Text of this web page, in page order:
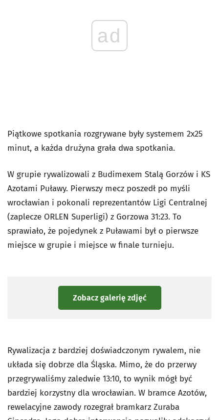
ad
Piątkowe spotkania rozgrywane były systemem 2x25
minut, a każda drużyna grała dwa spotkania.
W grupie rywalizowali z Budimexem Stalą Gorzów i KS
Azotami Puławy. Pierwszy mecz poszedł po myśli
wrocławian i pokonali reprezentantów Ligi Centralnej
(zaplecze ORLEN Superligi) z Gorzowa 31:23. To
sprawiało, że pojedynek z Puławami był o pierwsze
miejsce w grupie i miejsce w finale turnieju.
Zobacz galerię zdjęć
Rywalizacja z bardziej doświadczonym rywalem, nie
układa się dobrze dla Śląska. Mimo, że do przerwy
przegrywaliśmy zaledwie 13:10, to wynik mógł być
bardziej korzystny dla wrocławian. W bramce Azotów,
rewelacyjne zawody rozegrał bramkarz Zuraba